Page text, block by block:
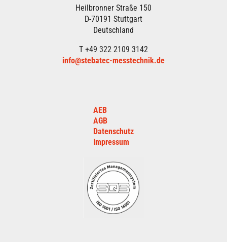
Heilbronner Straße 150
D-70191 Stuttgart
Deutschland
T +49 322 2109 3142
info@stebatec-messtechnik.de
AEB
AGB
Datenschutz
Impressum